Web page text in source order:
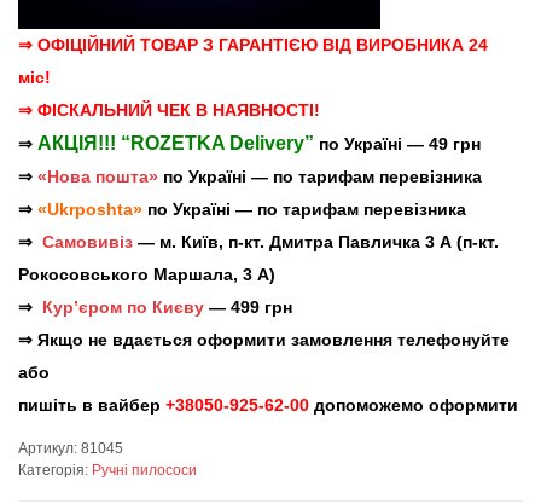
⇒ ОФІЦІЙНИЙ ТОВАР З ГАРАНТІЄЮ ВІД ВИРОБНИКА 24
міс!
⇒ ФІСКАЛЬНИЙ ЧЕК В НАЯВНОСТІ!
⇒ АКЦІЯ!!! “ROZETKA Delivery” по Україні — 49 грн
⇒ «Нова пошта» по Україні — по тарифам перевізника
⇒ «Ukrposhta» по Україні — по тарифам перевізника
⇒ Самовивіз — м. Київ, п-кт. Дмитра Павличка 3 А (п-кт.
Рокосовського Маршала, 3 А)
⇒ Кур’єром по Києву — 499 грн
⇒ Якщо не вдається оформити замовлення телефонуйте
або
пишіть в вайбер +38050-925-62-00 допоможемо оформити
Артикул: 81045
Категорія: Ручні пилососи